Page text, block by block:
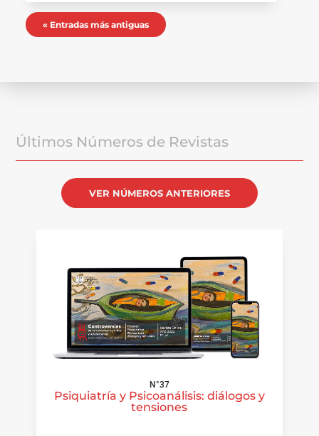
« Entradas más antiguas
Últimos Números de Revistas
VER NÚMEROS ANTERIORES
N°37
Psiquiatría y Psicoanálisis: diálogos y
tensiones